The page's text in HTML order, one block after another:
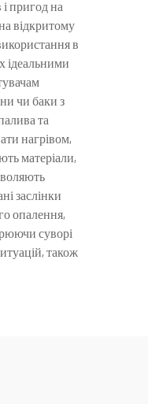
і пригод на
відкритому
в
ідеальними
чи баки з
та
нагрівом,
матеріали,
заслінки
опалення,
суворі
також